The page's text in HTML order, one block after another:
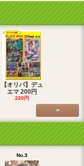
【オリパ】デュ
エマ 200円
220円
>
No.3